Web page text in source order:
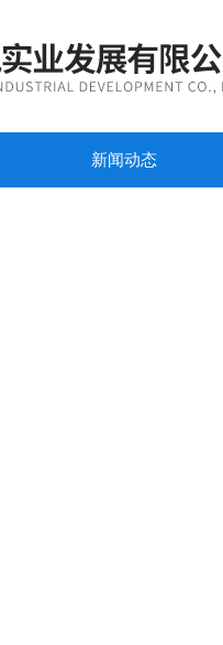
新闻动态